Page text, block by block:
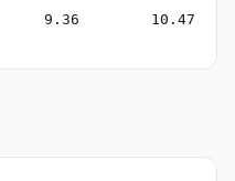
9.36 10.47